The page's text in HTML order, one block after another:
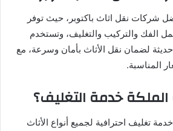
شركات نقل اثاث باكتوبر، حيث توفر
الفك والتركيب والتغليف، وتستخدم
لضمان نقل الأثاث بأمان وسرعة، مع
المناسبة.
خدمة التغليف؟
تغليف احترافية لجميع أنواع الأثاث